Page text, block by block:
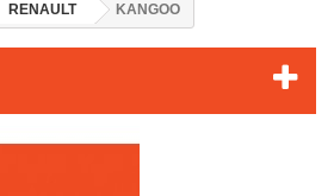
RENAULT KANGOO